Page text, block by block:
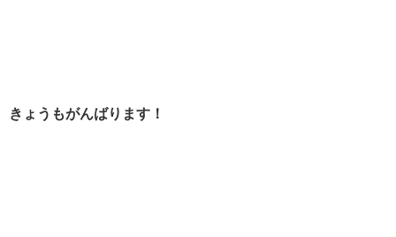
きょうもがんばります！